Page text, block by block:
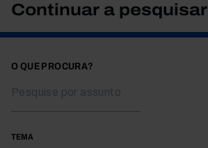
Continuar a pesquisar
O QUE PROCURA?
TEMA